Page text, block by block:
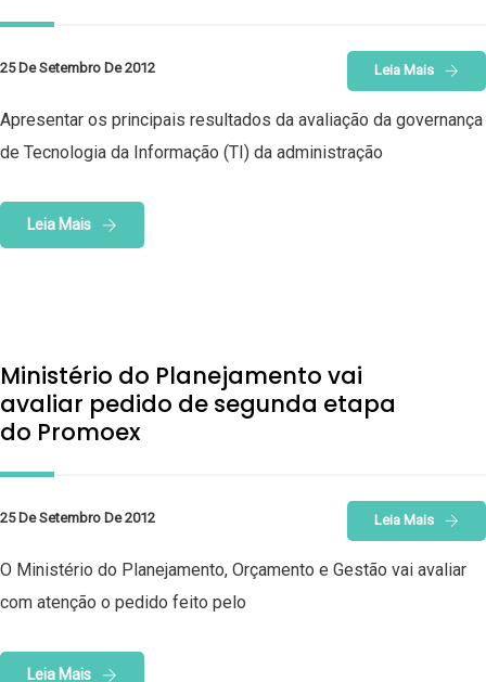
25 De Setembro De 2012 Leia Mais
Apresentar os principais resultados da avaliação da governança
de Tecnologia da Informação (TI) da administração
Leia Mais
Ministério do Planejamento vai
avaliar pedido de segunda etapa
do Promoex
25 De Setembro De 2012 Leia Mais
O Ministério do Planejamento, Orçamento e Gestão vai avaliar
com atenção o pedido feito pelo
Leia Mais